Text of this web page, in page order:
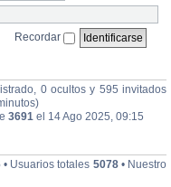
Recordar
0 ocultos y 595 invitados
3691 el 14 Ago 2025, 09:15
• Usuarios totales 5078• Nuestro